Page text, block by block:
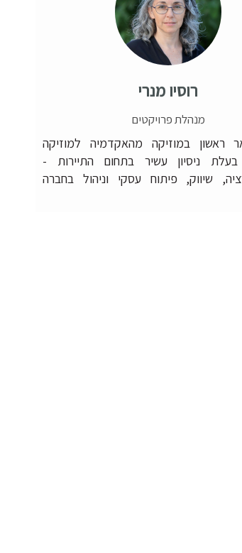
רוסיו מנרי
מנהלת פרויקטים
ראשון במוזיקה מהאקדמיה למוזיקה
בעלת ניסיון עשיר בתחום התיירות -
שיווק, פיתוח עסקי וניהול בחברה